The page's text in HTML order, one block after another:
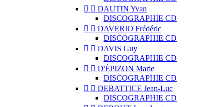
  DAUTIN Yvan
DISCOGRAPHIE CD
  DAVERIO Frédéric
DISCOGRAPHIE CD
  DAVIS Guy
DISCOGRAPHIE CD
  D'ÉPIZON Marie
DISCOGRAPHIE CD
  DEBATTICE Jean-Luc
DISCOGRAPHIE CD